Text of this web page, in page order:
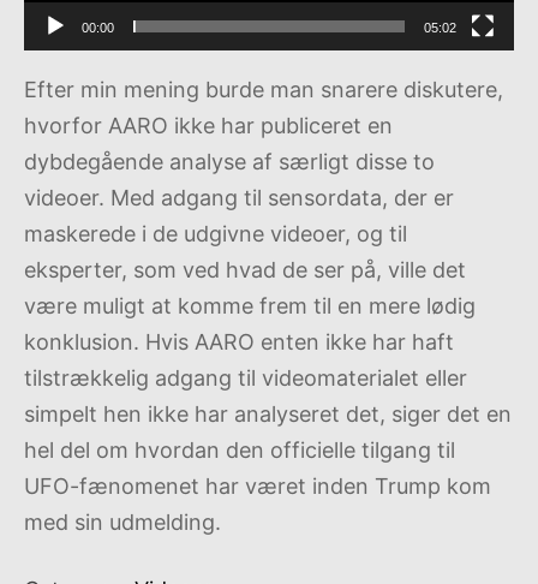
00:00 05:02
Efter min mening burde man snarere diskutere,
hvorfor AARO ikke har publiceret en
dybdegående analyse af særligt disse to
videoer. Med adgang til sensordata, der er
maskerede i de udgivne videoer, og til
eksperter, som ved hvad de ser på, ville det
være muligt at komme frem til en mere lødig
konklusion. Hvis AARO enten ikke har haft
tilstrækkelig adgang til videomaterialet eller
simpelt hen ikke har analyseret det, siger det en
hel del om hvordan den officielle tilgang til
UFO-fænomenet har været inden Trump kom
med sin udmelding.